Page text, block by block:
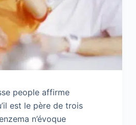
people affirme
est le père de trois
n’évoque